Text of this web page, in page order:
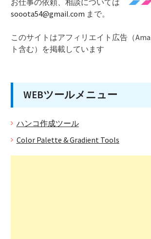
お仕事の依頼、相談については
sooota54@gmail.com まで。
このサイトはアフィリエイト広告（
ト含む）を掲載しています
WEBツールメニュー
ハンコ作成ツール
Color Palette & Gradient Tools